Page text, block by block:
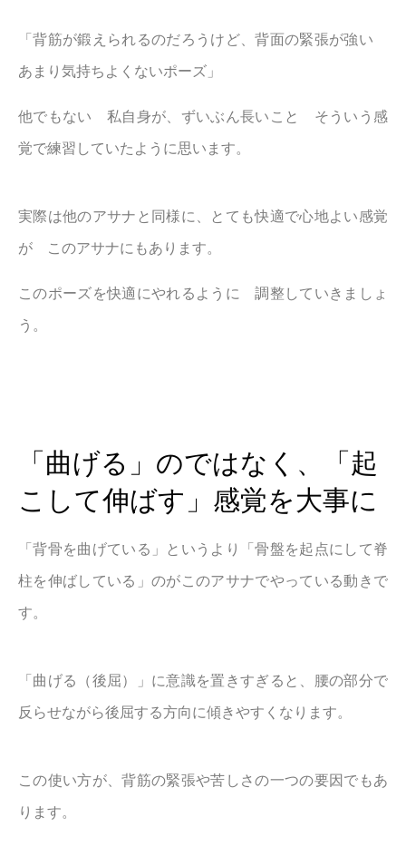
「背筋が鍛えられるのだろうけど、背面の緊張が強い
あまり気持ちよくないポーズ」
他でもない 私自身が、ずいぶん長いこと そういう感
覚で練習していたように思います。
実際は他のアサナと同様に、とても快適で心地よい感覚
が このアサナにもあります。
このポーズを快適にやれるように 調整していきましょ
う。
「曲げる」のではなく、「起
こして伸ばす」感覚を大事に
「背骨を曲げている」というより「骨盤を起点にして脊
柱を伸ばしている」のがこのアサナでやっている動きで
す。
「曲げる（後屈）」に意識を置きすぎると、腰の部分で
反らせながら後屈する方向に傾きやすくなります。
この使い方が、背筋の緊張や苦しさの一つの要因でもあ
ります。